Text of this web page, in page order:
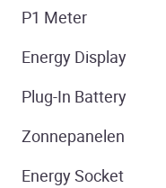
P1 Meter
Energy Display
Plug-In Battery
Zonnepanelen
Energy Socket